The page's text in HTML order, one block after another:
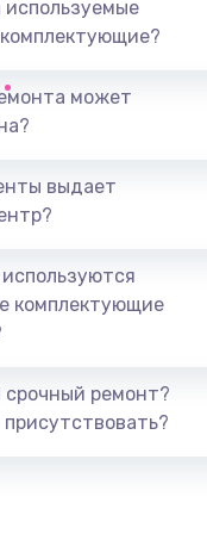
1440 руб.
южного моста
батарейки BIOS
Заказать
может
выдает
комплектующие
ремонт?